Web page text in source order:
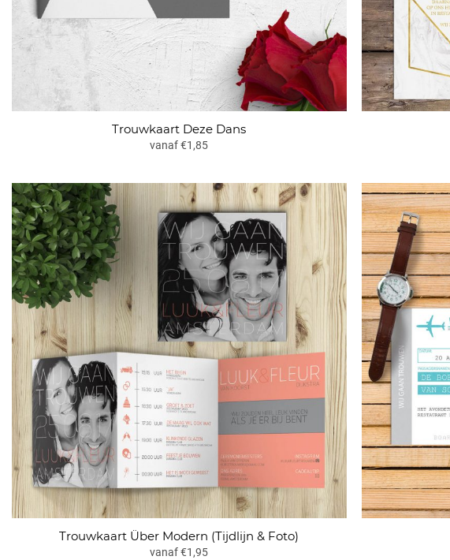
Trouwkaart Deze Dans
vanaf €1,85
Trouwkaart Über Modern (Tijdlijn & Foto)
vanaf €1,95